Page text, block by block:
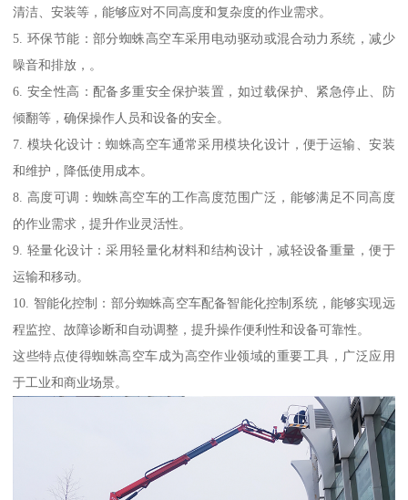
清洁、安装等，能够应对不同高度和复杂度的作业需求。
5. 环保节能：部分蜘蛛高空车采用电动驱动或混合动力系统，减少
噪音和排放，。
6. 安全性高：配备多重安全保护装置，如过载保护、紧急停止、防
倾翻等，确保操作人员和设备的安全。
7. 模块化设计：蜘蛛高空车通常采用模块化设计，便于运输、安装
和维护，降低使用成本。
8. 高度可调：蜘蛛高空车的工作高度范围广泛，能够满足不同高度
的作业需求，提升作业灵活性。
9. 轻量化设计：采用轻量化材料和结构设计，减轻设备重量，便于
运输和移动。
10. 智能化控制：部分蜘蛛高空车配备智能化控制系统，能够实现远
程监控、故障诊断和自动调整，提升操作便利性和设备可靠性。
这些特点使得蜘蛛高空车成为高空作业领域的重要工具，广泛应用
于工业和商业场景。